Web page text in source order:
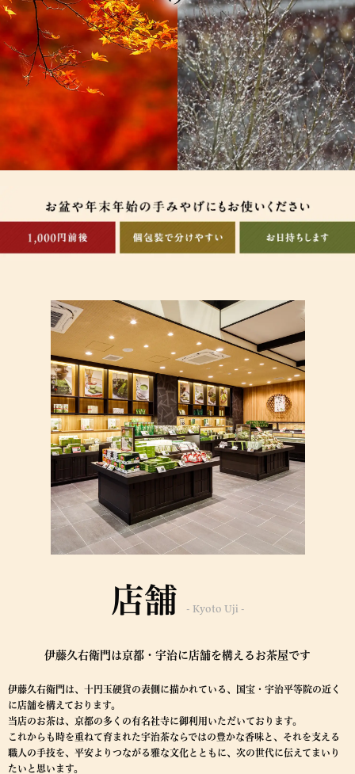
店舗 - Kyoto Uji -
伊藤久右衛門は京都・宇治に店舗を構えるお茶屋です
伊藤久右衛門は、十円玉硬貨の表側に描かれている、国宝・宇治平等院の近く
に店舗を構えております。
当店のお茶は、京都の多くの有名社寺に御利用いただいております。
これからも時を重ねて育まれた宇治茶ならではの豊かな香味と、それを支える
職人の手技を、平安よりつながる雅な文化とともに、次の世代に伝えてまいり
たいと思います。